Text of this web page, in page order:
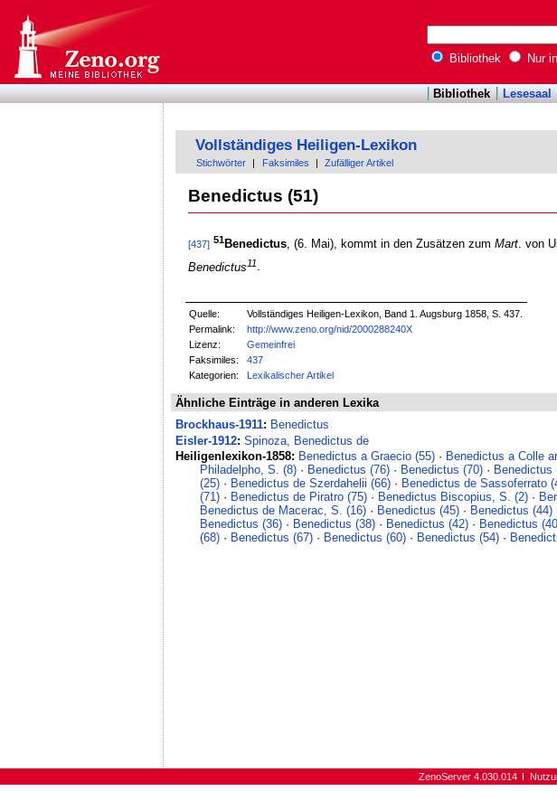
Bibliothek Nur
Bibliothek Lesesaal
Vollständiges Heiligen-Lexikon
Stichwörter Faksimiles Zufälliger Artikel
Benedictus (51)
[437] 51Benedictus, (6. Mai), kommt in den Zusätzen zum Mart. von
Benedictus11.
Quelle:
Vollständiges Heiligen-Lexikon, Band 1. Augsburg 1858, S. 437.
Permalink:
http://www.zeno.org/nid/2000288240X
Lizenz:
Gemeinfrei
Faksimiles:
437
Kategorien:
Lexikalischer Artikel
Ähnliche Einträge in anderen Lexika
Brockhaus-1911: Benedictus
Eisler-1912: Spinoza, Benedictus de
Heiligenlexikon-1858: Benedictus a Graecio (55) · Benedictus a Colle
Philadelpho, S. (8)· Benedictus (76)· Benedictus (70)· Benedictus
(25)· Benedictus de Szerdahelii (66)· Benedictus de Sassoferrato
(71)· Benedictus de Piratro (75)· Benedictus Biscopius, S. (2)·
Benedictus de Macerac, S. (16)· Benedictus (45)· Benedictus (44)
Benedictus (36)· Benedictus (38)· Benedictus (42)· Benedictus
(68)· Benedictus (67)· Benedictus (60)· Benedictus (54)·
ZenoServer 4.030.014